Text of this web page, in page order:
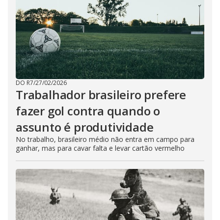
DO R7/27/02/2026
Trabalhador brasileiro prefere
fazer gol contra quando o
assunto é produtividade
No trabalho, brasileiro médio não entra em campo para
ganhar, mas para cavar falta e levar cartão vermelho